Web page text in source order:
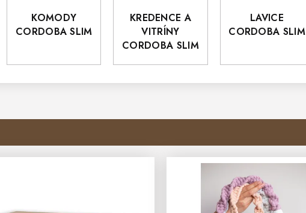
KOMODY
CORDOBA SLIM
KREDENCE A
VITRÍNY
CORDOBA SLIM
LAVICE
CORDOBA SLIM